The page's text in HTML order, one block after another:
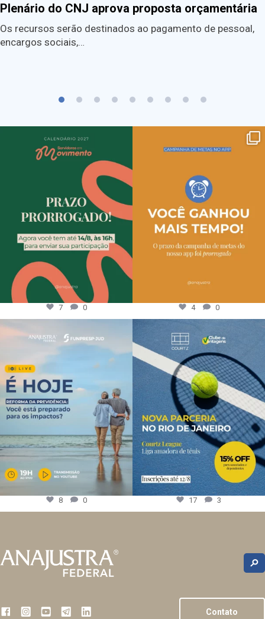
Plenário do CNJ aprova proposta orçamentária
Os recursos serão destinados ao pagamento de pessoal,
encargos sociais,…
7 0 4 0
8 0 17 3
Contato